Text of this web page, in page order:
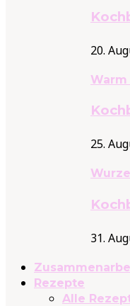
20.
Warm
25.
31.
Rezepte
Alle